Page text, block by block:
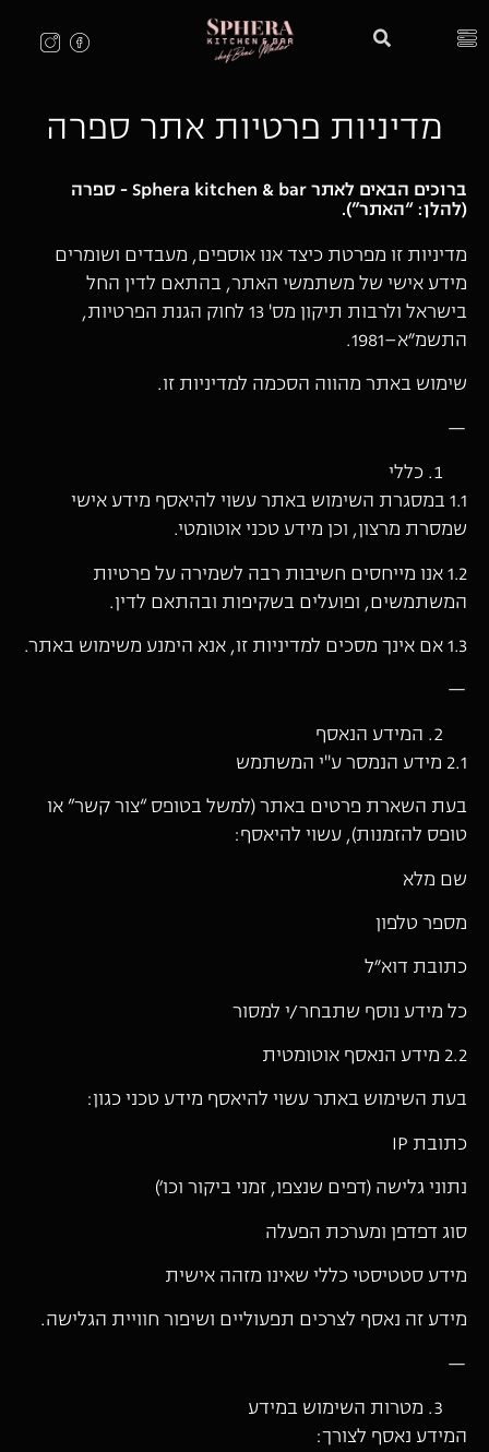
מדיניות פרטיות אתר ספרה
ברוכים הבאים לאתר Sphera kitchen & bar - ספרה
(להלן: “האתר”).
מדיניות זו מפרטת כיצד אנו אוספים, מעבדים ושומרים
מידע אישי של משתמשי האתר, בהתאם לדין החל
בישראל ולרבות תיקון מס' 13 לחוק הגנת הפרטיות,
התשמ״א–1981.
שימוש באתר מהווה הסכמה למדיניות זו.
—
כללי
1.1 במסגרת השימוש באתר עשוי להיאסף מידע אישי
שמסרת מרצון, וכן מידע טכני אוטומטי.
1.2 אנו מייחסים חשיבות רבה לשמירה על פרטיות
המשתמשים, ופועלים בשקיפות ובהתאם לדין.
1.3 אם אינך מסכים למדיניות זו, אנא הימנע משימוש באתר.
—
המידע הנאסף
2.1 מידע הנמסר ע"י המשתמש
בעת השארת פרטים באתר (למשל בטופס “צור קשר” או
טופס להזמנות), עשוי להיאסף:
שם מלא
מספר טלפון
כתובת דוא״ל
כל מידע נוסף שתבחר/י למסור
2.2 מידע הנאסף אוטומטית
בעת השימוש באתר עשוי להיאסף מידע טכני כגון:
כתובת IP
נתוני גלישה (דפים שנצפו, זמני ביקור וכו׳)
סוג דפדפן ומערכת הפעלה
מידע סטטיסטי כללי שאינו מזהה אישית
מידע זה נאסף לצרכים תפעוליים ושיפור חוויית הגלישה.
—
מטרות השימוש במידע
המידע נאסף לצורך: